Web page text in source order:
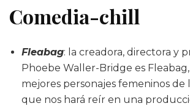
Comedia-chill
Fleabag: la creadora, directora y
Phoebe Waller-Bridge es
mejores personajes femeninos de
que nos hará reír en una